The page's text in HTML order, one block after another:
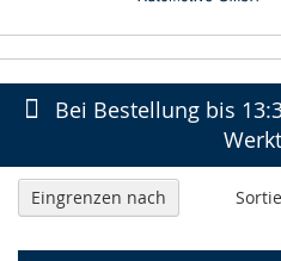
Bei Bestellung bis
Eingrenzen nach